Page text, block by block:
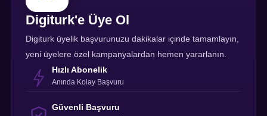
Digiturk'e Üye Ol
Digiturk üyelik başvurunuzu dakikalar içinde tamamlayın,
yeni üyelere özel kampanyalardan hemen yararlanın.
Hızlı Abonelik
Anında Kolay Başvuru
Güvenli Başvuru